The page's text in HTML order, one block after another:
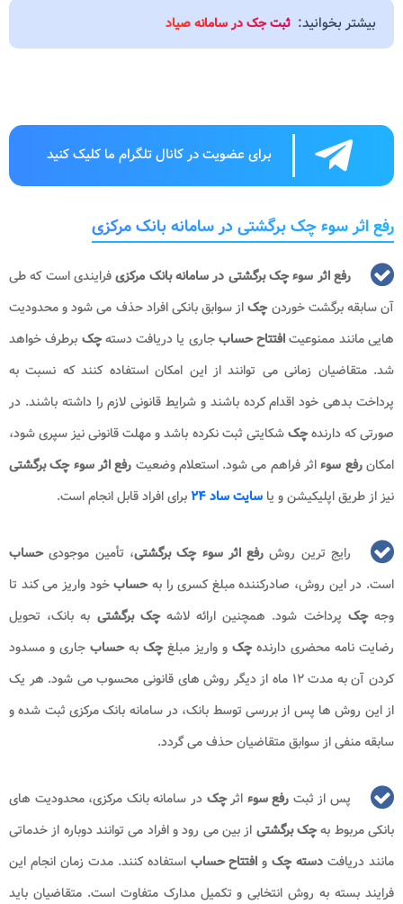
بیشتر بخوانید: ثبت جک در سامانه صیاد
برای عضویت در کانال تلگرام ما کلیک کنید
رفع اثر سوء چک برگشتی در سامانه بانک مرکزی
رفع اثر سوء چک برگشتی در سامانه بانک مرکزیفرایندی است که طی
آن سابقه برگشت خوردنچکاز سوابق بانکی افراد حذف می شود و محدودیت
هایی مانند ممنوعیتافتتاح حسابجاری یا دریافت دستهچک برطرف خواهد
شد. متقاضیان زمانی می توانند از این امکان استفاده کنند که نسبت به
پرداخت بدهی خود اقدام کرده باشند و شرایط قانونی لازم را داشته باشند. در
صورتی که دارندهچکشکایتی ثبت نکرده باشد و مهلت قانونی نیز سپری شود،
امکانرفع سوءاثر فراهم می شود. استعلام وضعیت رفع اثر سوء چکبرگشتی
نیز از طریق اپلیکیشن و یا سایت ساد ۲۴ برای افراد قابل انجام است.
رایج ترین روش رفع اثر سوء چک برگشتی، تأمین موجودیحساب
است. در این روش، صادرکننده مبلغ کسری را بهحسابخود واریز می کند تا
وجهچک پرداخت شود. همچنین ارائه لاشهچک برگشتی به بانک، تحویل
رضایت نامه محضری دارندهچک و واریز مبلغچک بهحساب جاری و مسدود
کردن آن به مدت ۱۲ ماه از دیگر روش های قانونی محسوب می شود. هر یک
از این روش ها پس از بررسی توسط بانک، در سامانه بانک مرکزی ثبت شده و
سابقه منفی از سوابق متقاضیان حذف می گردد.
پس از ثبت رفع سوء اثرچکدر سامانه بانک مرکزی، محدودیت های
بانکی مربوط بهچک برگشتی از بین می رود و افراد می توانند دوباره از خدماتی
مانند دریافت دسته چک و افتتاح حساباستفاده کنند. مدت زمان انجام این
فرایند بسته به روش انتخابی و تکمیل مدارک متفاوت است. متقاضیان باید